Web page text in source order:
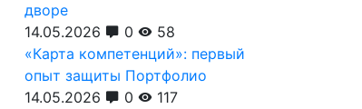
дворе
14.05.2026
0
58
«Карта компетенций»: первый
опыт защиты Портфолио
14.05.2026
0 117